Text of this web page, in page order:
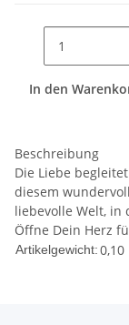
In den
Beschreibung
Die Liebe
diesem
liebevolle Welt, in
Öffne Dein Herz
Artikelgewicht:0,10